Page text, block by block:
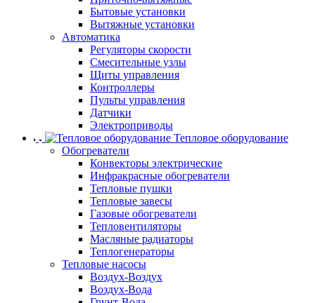
Бытовые установки
Вытяжные установки
Автоматика
Регуляторы скорости
Смесительные узлы
Щиты управления
Контроллеры
Пульты управления
Датчики
Электроприводы
Тепловое оборудование
Обогреватели
Конвекторы электрические
Инфракрасные обогреватели
Тепловые пушки
Тепловые завесы
Газовые обогреватели
Тепловентиляторы
Масляные радиаторы
Теплогенераторы
Тепловые насосы
Воздух-Воздух
Воздух-Вода